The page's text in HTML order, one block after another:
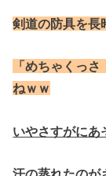
剣道の防具を長
「めちゃくっ
ねｗｗ
いやさすがにあ